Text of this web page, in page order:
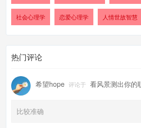
社会心理学 恋爱心理学 人情世故智慧
热门评论
希望hope 评论于 看风景测出你的
比较准确